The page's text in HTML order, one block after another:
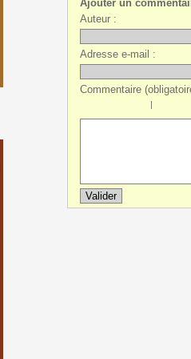
Ajouter un
Auteur :
Adresse e-mail :
Commentaire
|